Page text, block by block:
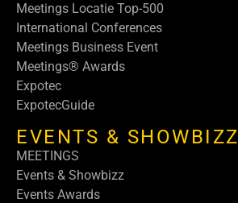
Meetings Locatie Top-500
International Conferences
Meetings Business Event
Meetings® Awards
Expotec
ExpotecGuide
EVENTS & SHOWBIZZ
MEETINGS
Events & Showbizz
Events Awards